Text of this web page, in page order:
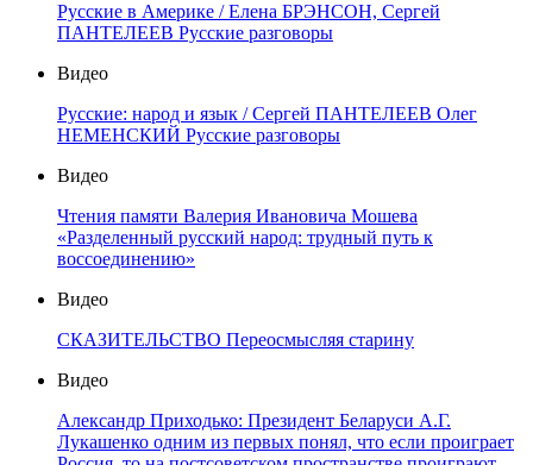
Русские в Америке / Елена БРЭНСОН, Сергей
ПАНТЕЛЕЕВ Русские разговоры
Видео
Русские: народ и язык / Сергей ПАНТЕЛЕЕВ Олег
НЕМЕНСКИЙ Русские разговоры
Видео
Чтения памяти Валерия Ивановича Мошева
«Разделенный русский народ: трудный путь к
воссоединению»
Видео
СКАЗИТЕЛЬСТВО Переосмысляя старину
Видео
Александр Приходько: Президент Беларуси А.Г.
Лукашенко одним из первых понял, что если проиграет